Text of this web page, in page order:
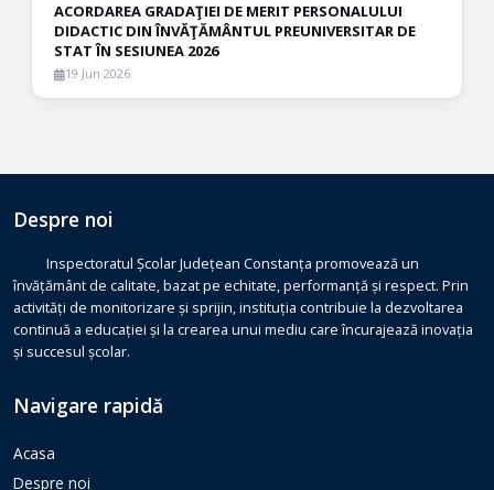
ACORDAREA GRADAŢIEI DE MERIT PERSONALULUI
DIDACTIC DIN ÎNVĂŢĂMÂNTUL PREUNIVERSITAR DE
STAT ÎN SESIUNEA 2026
19 Jun 2026
Despre noi
Inspectoratul Școlar Județean Constanța promovează un
învățământ de calitate, bazat pe echitate, performanță și respect. Prin
activități de monitorizare și sprijin, instituția contribuie la dezvoltarea
continuă a educației și la crearea unui mediu care încurajează inovația
și succesul școlar.
Navigare rapidă
Acasa
Despre noi